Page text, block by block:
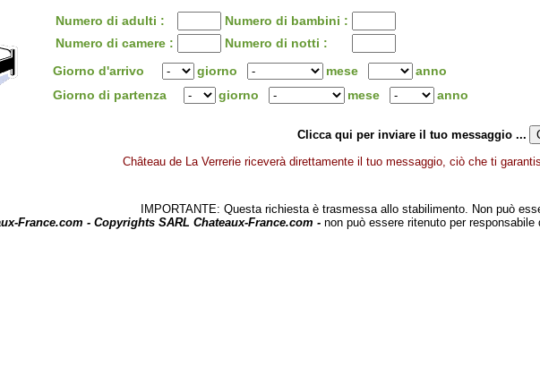
Numero di adulti :
Numero di bambini :
Numero di camere :
Numero di notti :
Giorno d'arrivo
giorno mese
anno
Giorno di partenza
giorno mese anno
Clicca qui per inviare il tuo messaggio ...
Château de La Verrerie riceverà direttamente il tuo messaggio, ciò che ti
IMPORTANTE: Questa richiesta è trasmessa allo stabilimento. Non può
France.com - Copyrights SARL Chateaux-France.com - non può essere ritenuto per